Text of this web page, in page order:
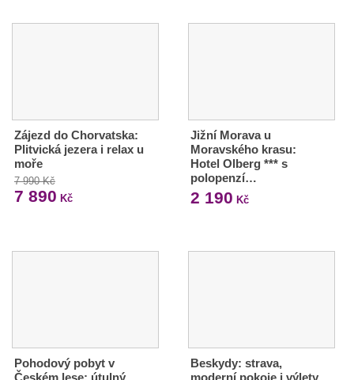
Zájezd do Chorvatska:
Plitvická jezera i relax u
moře
7 990 Kč
7 890 Kč
Jižní Morava u
Moravského krasu:
Hotel Olberg *** s
polopenzí…
2 190 Kč
Pohodový pobyt v
Českém lese: útulný
Beskydy: strava,
moderní pokoje i výlety